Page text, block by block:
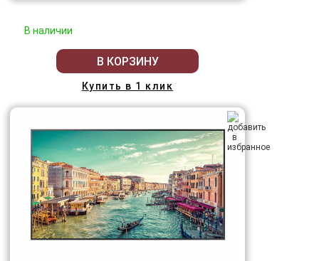
В наличии
В КОРЗИНУ
Купить в 1 клик